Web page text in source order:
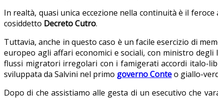
In realtà, quasi unica eccezione nella continuità è il
cosiddetto Decreto Cutro.
Tuttavia, anche in questo caso è un facile esercizio di
europeo agli affari economici e sociali, con ministro
flussi migratori irregolari con i famigerati accordi italo-
sviluppata da Salvini nel primo governo Conteo giallo-
Dopo di che assistiamo alle gesta di un esecutivo che